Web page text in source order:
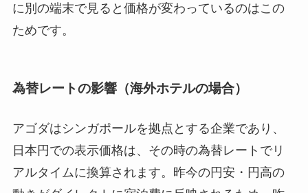
に別の端末で見ると価格が変わっているのはこの
ためです。
為替レートの影響（海外ホテルの場合）
アゴダはシンガポールを拠点とする企業であり、
日本円での表示価格は、その時の為替レートでリ
アルタイムに換算されます。昨今の円安・円高の